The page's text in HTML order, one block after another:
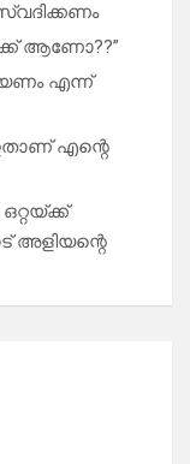
ആണോ??”
എന്ന്
എന്റെ
അളിയന്റെ